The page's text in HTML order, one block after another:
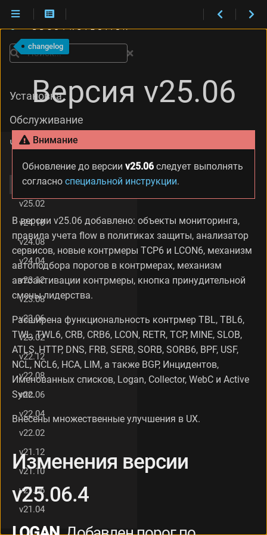
м
е
н
я
в
2
.
0
6
И
м
н
е
и
я
е
и
и
2
5
0
changelog
Версия v25.06
Внимание
Обновление до версии v25.06 следует выполнять
согласно специальной инструкции.
В версии v25.06 добавлено: объекты мониторинга,
правила учета flow в политиках защиты, анализатор
сервисов, новые контрмеры TCP6 и LCON6, механизм
автоподбора порогов в контрмерах, механизм
автоактивации контрмеры, кнопка принудительной
смены лидерства.
Расширена функциональность контрмер TBL, TBL6,
TWL, TWL6, CRB, CRB6, LCON, RETR, TCP, MINE, SLOB,
ATLS, HTTP, DNS, FRB, SERB, SORB, SORB6, BPF, USF,
NCL, NCL6, HCA, LIM, а также BGP, Инцидентов,
Именованных списков, Logan, Collector, WebC и Active
Sync.
Внесены множественные улучшения в UX.
Изменения версии
v25.06.4
Поиск
Установка
Обслуживание
Что нового
v25.10
v25.06
v25.02
v24.10
v24.08
v24.04
v23.12
v23.08
v23.06
v23.02
v22.12
v22.08
v22.06
v22.04
v22.02
v21.12
v21.10
v21.06
v21.04